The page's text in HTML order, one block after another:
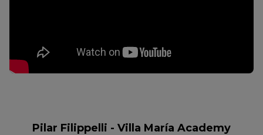
Pilar Filippelli - Villa María Academy